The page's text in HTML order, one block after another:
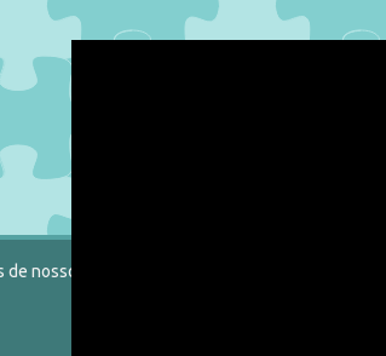
nosso catálogo.